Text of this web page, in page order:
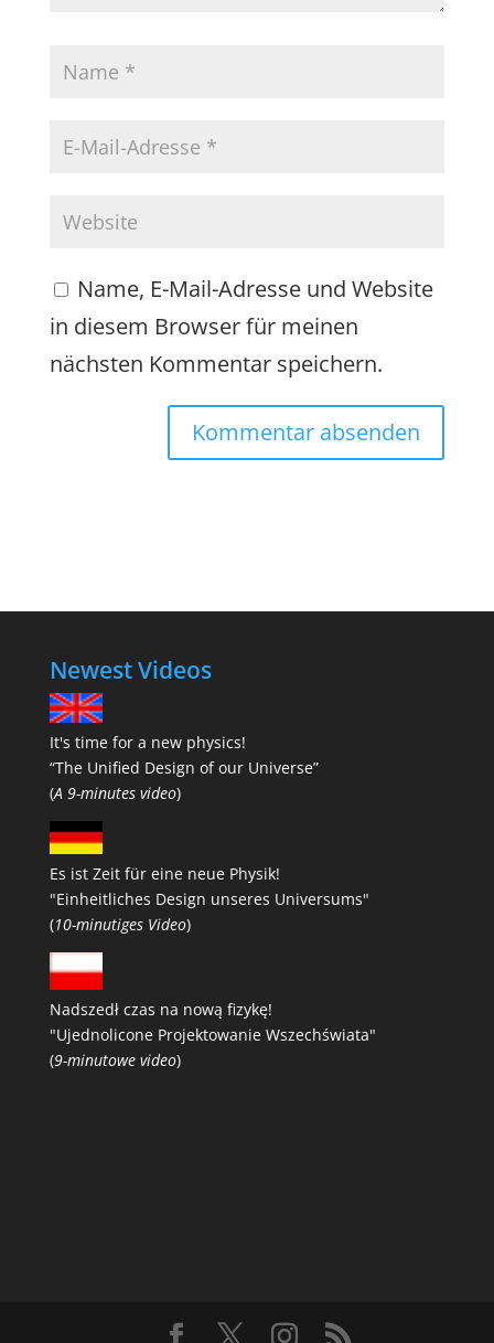
Name, E-Mail-Adresse und Website
in diesem Browser für meinen
nächsten Kommentar speichern.
Newest Videos
It's time for a new physics!
“The Unified Design of our Universe”
(A 9-minutes video)
Es ist Zeit für eine neue Physik!
"Einheitliches Design unseres Universums"
(10-minutiges Video)
Nadszedł czas na nową fizykę!
"Ujednolicone Projektowanie Wszechświata"
(9-minutowe video)